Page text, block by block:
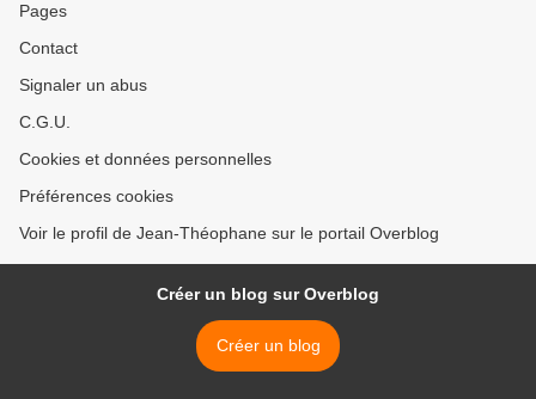
Pages
Contact
Signaler un abus
C.G.U.
Cookies et données personnelles
Préférences cookies
Voir le profil de Jean-Théophane sur le portail Overblog
Créer un blog sur Overblog
Créer un blog